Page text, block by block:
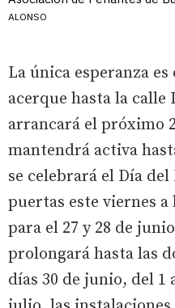
ALONSO
La única esperanza
acerque hasta la calle
arrancará el próximo
mantendrá activa
se celebrará el Día
puertas este viernes
para el 27 y 28 de
prolongará hasta las
días 30 de junio, del 1